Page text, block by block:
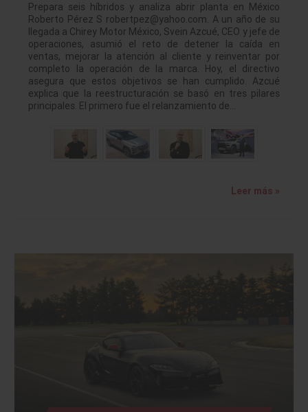
Prepara seis híbridos y analiza abrir planta en México
Roberto Pérez S robertpez@yahoo.com. A un año de su
llegada a Chirey Motor México, Svein Azcué, CEO y jefe de
operaciones, asumió el reto de detener la caída en
ventas, mejorar la atención al cliente y reinventar por
completo la operación de la marca. Hoy, el directivo
asegura que estos objetivos se han cumplido. Azcué
explica que la reestructuración se basó en tres pilares
principales. El primero fue el relanzamiento de…
Leer más »